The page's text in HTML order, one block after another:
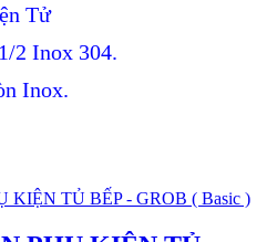
Tử
2 Inox 304.
Inox.